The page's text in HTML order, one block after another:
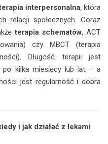
interpersonalna, która
relacji społecznych. Coraz
terapia schematów, ACT
czy MBCT (terapia
Długość terapii jest
po kilka miesięcy lub lat – a
jest regularność i dobra
i jak działać z lekami